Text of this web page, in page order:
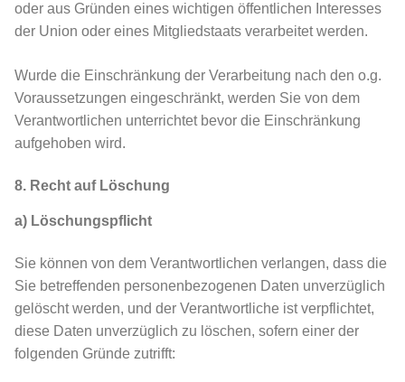
oder aus Gründen eines wichtigen öffentlichen Interesses
der Union oder eines Mitgliedstaats verarbeitet werden.
Wurde die Einschränkung der Verarbeitung nach den o.g.
Voraussetzungen eingeschränkt, werden Sie von dem
Verantwortlichen unterrichtet bevor die Einschränkung
aufgehoben wird.
8. Recht auf Löschung
a) Löschungspflicht
Sie können von dem Verantwortlichen verlangen, dass die
Sie betreffenden personenbezogenen Daten unverzüglich
gelöscht werden, und der Verantwortliche ist verpflichtet,
diese Daten unverzüglich zu löschen, sofern einer der
folgenden Gründe zutrifft: